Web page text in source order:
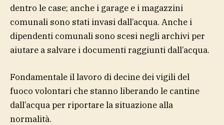
dentro le case; anche i garage e i magazzini
comunali sono stati invasi dall’acqua. Anche i
dipendenti comunali sono scesi negli archivi per
aiutare a salvare i documenti raggiunti dall’acqua.
Fondamentale il lavoro di decine dei vigili del
fuoco volontari che stanno liberando le cantine
dall’acqua per riportare la situazione alla
normalità.